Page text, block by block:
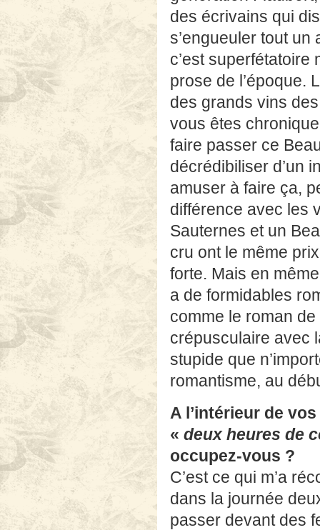
des écrivains qui
s’engueuler tout un
c’est
prose de l’époque.
des grands vins
vous êtes
faire passer ce
décrédibiliser d’un
amuser à faire ça,
différence avec les
Sauternes et un
cru ont le même
forte. Mais en
a de formidables
comme le roman
crépusculaire avec
stupide que
romantisme, au
A l’intérieur de
« deux heures de
occupez-vous ?
C’est ce qui m’a
dans la journée
passer devant des